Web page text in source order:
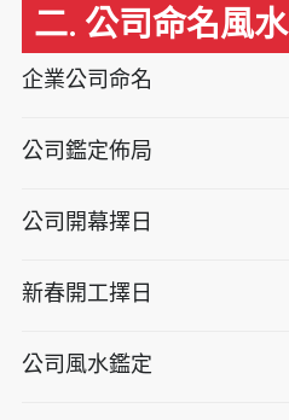
二. 公司命名風水
企業公司命名
公司鑑定佈局
公司開幕擇日
新春開工擇日
公司風水鑑定